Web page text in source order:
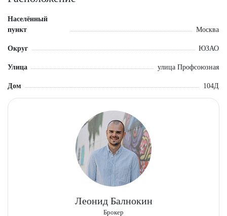
Населённый
пункт
Москва
Округ ЮЗАО
Улица улица Профсоюзная
Дом 104Д
Леонид Балнокин
Брокер